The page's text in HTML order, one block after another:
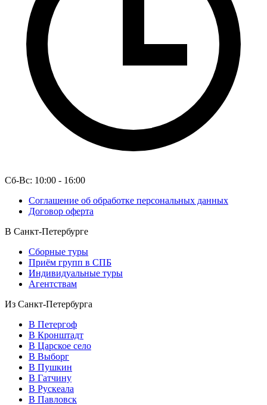
Сб-Вс: 10:00 - 16:00
Соглашение об обработке персональных данных
Договор оферта
В Санкт-Петербурге
Сборные туры
Приём групп в СПБ
Индивидуальные туры
Агентствам
Из Санкт-Петербурга
В Петергоф
В Кронштадт
В Царское село
В Выборг
В Пушкин
В Гатчину
В Рускеала
В Павловск